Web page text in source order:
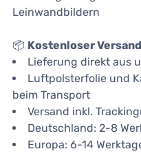
Leinwandbildern
📦 Kostenloser Versand
Lieferung direkt aus
Luftpolsterfolie und
beim Transport
Versand inkl.
Deutschland: 2-8
Europa: 6-14